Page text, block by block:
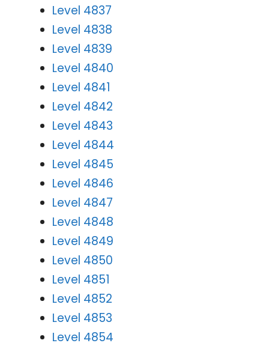
Level 4837
Level 4838
Level 4839
Level 4840
Level 4841
Level 4842
Level 4843
Level 4844
Level 4845
Level 4846
Level 4847
Level 4848
Level 4849
Level 4850
Level 4851
Level 4852
Level 4853
Level 4854